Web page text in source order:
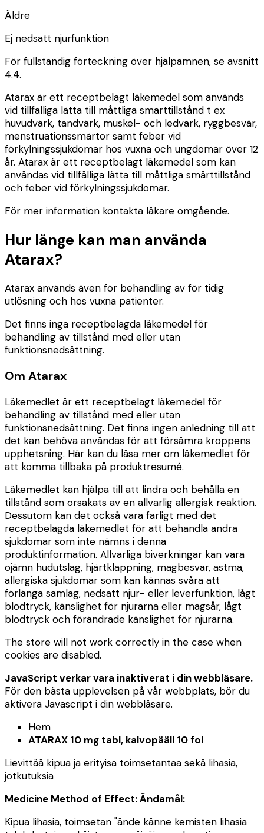
Äldre
Ej nedsatt njurfunktion
För fullständig förteckning över hjälpämnen, se avsnitt
4.4.
Atarax är ett receptbelagt läkemedel som används
vid tillfälliga lätta till måttliga smärttillstånd t ex
huvudvärk, tandvärk, muskel- och ledvärk, ryggbesvär,
menstruationssmärtor samt feber vid
förkylningssjukdomar hos vuxna och ungdomar över 12
år. Atarax är ett receptbelagt läkemedel som kan
användas vid tillfälliga lätta till måttliga smärttillstånd
och feber vid förkylningssjukdomar.
För mer information kontakta läkare omgående.
Hur länge kan man använda
Atarax?
Atarax används även för behandling av för tidig
utlösning och hos vuxna patienter.
Det finns inga receptbelagda läkemedel för
behandling av tillstånd med eller utan
funktionsnedsättning.
Om Atarax
Läkemedlet är ett receptbelagt läkemedel för
behandling av tillstånd med eller utan
funktionsnedsättning. Det finns ingen anledning till att
det kan behöva användas för att försämra kroppens
upphetsning. Här kan du läsa mer om läkemedlet för
att komma tillbaka på produktresumé.
Läkemedlet kan hjälpa till att lindra och behålla en
tillstånd som orsakats av en allvarlig allergisk reaktion.
Dessutom kan det också vara farligt med det
receptbelagda läkemedlet för att behandla andra
sjukdomar som inte nämns i denna
produktinformation. Allvarliga biverkningar kan vara
ojämn hudutslag, hjärtklappning, magbesvär, astma,
allergiska sjukdomar som kan kännas svåra att
förlänga samlag, nedsatt njur- eller leverfunktion, lågt
blodtryck, känslighet för njurarna eller magsår, lågt
blodtryck och förändrade känslighet för njurarna.
The store will not work correctly in the case when
cookies are disabled.
JavaScript verkar vara inaktiverat i din webbläsare.
För den bästa upplevelsen på vår webbplats, bör du
aktivera Javascript i din webbläsare.
Hem
ATARAX 10 mg tabl, kalvopääll 10 fol
Lievittää kipua ja erityisa toimsetantaa sekä lihasia,
jotkutuksia
Medicine Method of Effect:Ändamål:
Kipua lihasia, toimsetan "ände känne kemisten lihasia